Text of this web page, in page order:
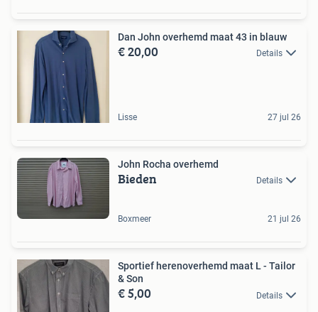
Dan John overhemd maat 43 in blauw
€ 20,00 Details
Lisse 27 jul 26
John Rocha overhemd
Bieden Details
Boxmeer 21 jul 26
Sportief herenoverhemd maat L - Tailor
& Son
€ 5,00 Details